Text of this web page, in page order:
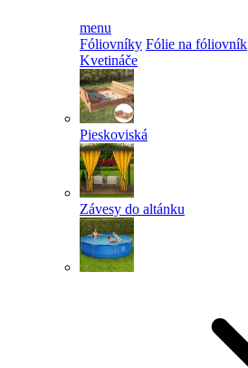
menu
Fóliovníky Fólie na fóliovník
Kvetináče
Pieskoviská
Závesy do altánku